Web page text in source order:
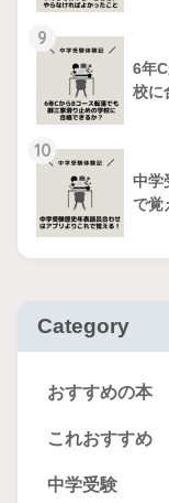
9
6年
校に
10
中学
で覚
Category
おすすめの本
これおすすめ
中学受験